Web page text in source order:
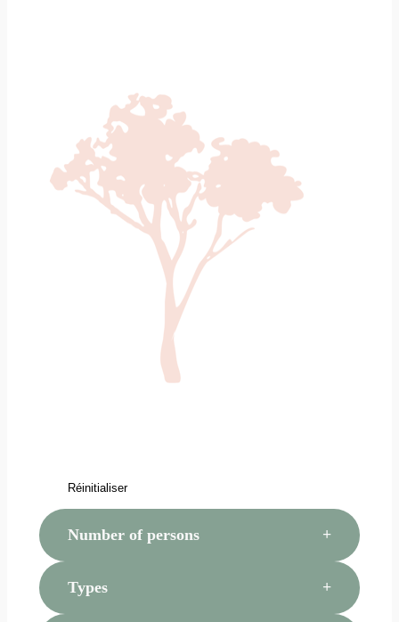
Réinitialiser
Number of persons
Types